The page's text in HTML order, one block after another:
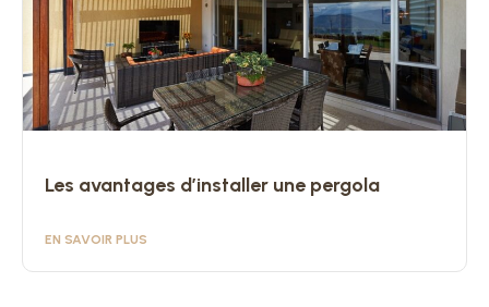
Les avantages d’installer une pergola
EN SAVOIR PLUS